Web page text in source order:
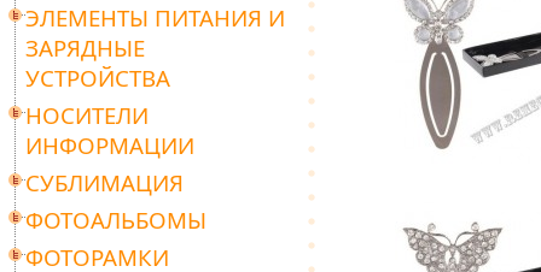
ЭЛЕМЕНТЫ ПИТАНИЯ И
ЗАРЯДНЫЕ
УСТРОЙСТВА
НОСИТЕЛИ
ИНФОРМАЦИИ
СУБЛИМАЦИЯ
ФОТОАЛЬБОМЫ
ФОТОРАМКИ